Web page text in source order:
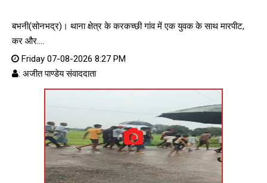
बभनी(सोनभद्र)। थाना क्षेत्र के करकच्छी गांव में एक युवक के साथ मारपीट,
कर और....
Friday 07-08-2026 8:27 PM
: अजीत पाण्डेय संवाददाता